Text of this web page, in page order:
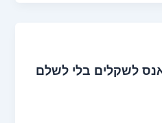
לשקלים בלי לשלם